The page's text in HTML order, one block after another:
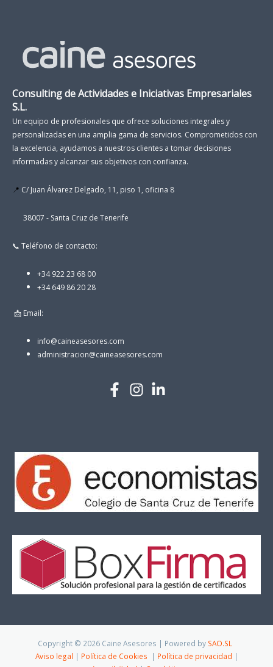
Consulting de Actividades e Iniciativas Empresariales
S.L.
Un equipo de profesionales que ofrece soluciones integrales y
personalizadas en una amplia gama de servicios. Comprometidos con
la excelencia, ayudamos a nuestros clientes a tomar decisiones
informadas y alcanzar sus objetivos con confianza.
📍 C/ Juan Álvarez Delgado, 11, piso 1, oficina 8
38007 - Santa Cruz de Tenerife
📞 Teléfono de contacto:
+34 922 23 68 00
+34 649 86 20 28
📩 Email:
info@caineasesores.com
administracion@caineasesores.com
Copyright © 2026 Caine Asesores | Powered by SAO.SL
Aviso legal | Política de Cookies | Política de privacidad |